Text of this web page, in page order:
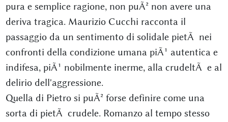
pura e semplice ragione, non puÃ² non avere una
deriva tragica. Maurizio Cucchi racconta il
passaggio da un sentimento di solidale pietÃ nei
confronti della condizione umana piÃ¹ autentica e
indifesa, piÃ¹ nobilmente inerme, alla crudeltÃ e al
delirio dell'aggressione.
Quella di Pietro si puÃ² forse definire come una
sorta di pietÃ crudele. Romanzo al tempo stesso